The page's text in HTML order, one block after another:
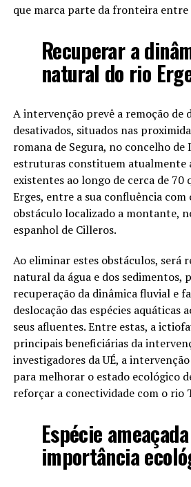
que marca parte da fronteira entre
Recuperar a
natural do rio
A intervenção prevê a remoção de
desativados, situados nas
romana de Segura, no concelho de
estruturas constituem atualmente
existentes ao longo de cerca de
Erges, entre a sua confluência com
obstáculo localizado a montante,
espanhol de Cilleros.
Ao eliminar estes obstáculos, será
natural da água e dos sedimentos,
recuperação da dinâmica fluvial e
deslocação das espécies aquáticas
seus afluentes. Entre estas, a
principais beneficiárias da
investigadores da UÉ, a
para melhorar o estado ecológico
reforçar a conectividade com o rio
Espécie
importância